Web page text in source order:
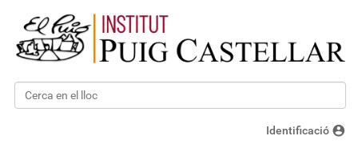
Cerca
Identificació account_circle